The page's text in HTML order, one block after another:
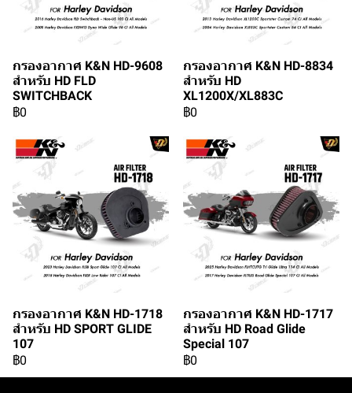
กรองอากาศ K&N HD-9608
สำหรับ HD FLD
SWITCHBACK
฿0
กรองอากาศ K&N HD-8834
สำหรับ HD
XL1200X/XL883C
฿0
กรองอากาศ K&N HD-1718
สำหรับ HD SPORT GLIDE
107
฿0
กรองอากาศ K&N HD-1717
สำหรับ HD Road Glide
Special 107
฿0